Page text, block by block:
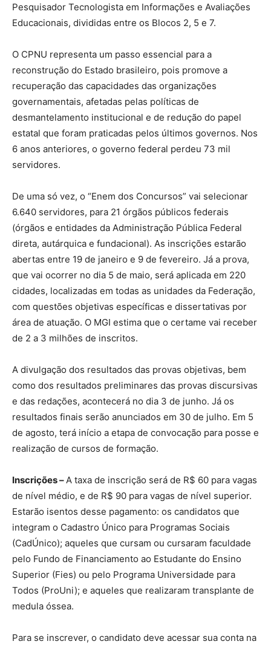
Pesquisador Tecnologista em Informações e Avaliações
Educacionais, divididas entre os Blocos 2, 5 e 7.
O CPNU representa um passo essencial para a
reconstrução do Estado brasileiro, pois promove a
recuperação das capacidades das organizações
governamentais, afetadas pelas políticas de
desmantelamento institucional e de redução do papel
estatal que foram praticadas pelos últimos governos. Nos
6 anos anteriores, o governo federal perdeu 73 mil
servidores.
De uma só vez, o “Enem dos Concursos” vai selecionar
6.640 servidores, para 21 órgãos públicos federais
(órgãos e entidades da Administração Pública Federal
direta, autárquica e fundacional). As inscrições estarão
abertas entre 19 de janeiro e 9 de fevereiro. Já a prova,
que vai ocorrer no dia 5 de maio, será aplicada em 220
cidades, localizadas em todas as unidades da Federação,
com questões objetivas específicas e dissertativas por
área de atuação. O MGI estima que o certame vai receber
de 2 a 3 milhões de inscritos.
A divulgação dos resultados das provas objetivas, bem
como dos resultados preliminares das provas discursivas
e das redações, acontecerá no dia 3 de junho. Já os
resultados finais serão anunciados em 30 de julho. Em 5
de agosto, terá início a etapa de convocação para posse e
realização de cursos de formação.
Inscrições –A taxa de inscrição será de R$ 60 para vagas
de nível médio, e de R$ 90 para vagas de nível superior.
Estarão isentos desse pagamento: os candidatos que
integram o Cadastro Único para Programas Sociais
(CadÚnico); aqueles que cursam ou cursaram faculdade
pelo Fundo de Financiamento ao Estudante do Ensino
Superior (Fies) ou pelo Programa Universidade para
Todos (ProUni); e aqueles que realizaram transplante de
medula óssea.
Para se inscrever, o candidato deve acessar sua conta na